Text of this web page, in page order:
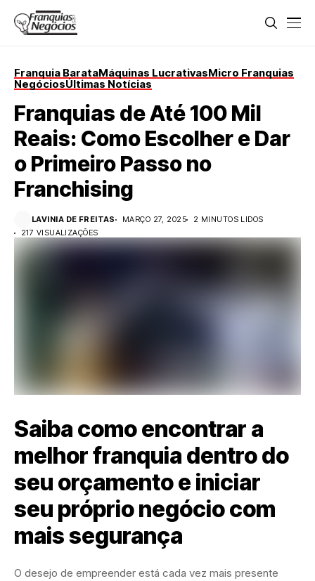
Franquia BarataMáquinas LucrativasMicro Franquias
NegóciosÚltimas Notícias
Franquias de Até 100 Mil
Reais: Como Escolher e Dar
o Primeiro Passo no
Franchising
LAVINIA DE FREITAS MARÇO 27, 2025
2 MINUTOS LIDOS
217 VISUALIZAÇÕES
Saiba como encontrar a
melhor franquia dentro do
seu orçamento e iniciar
seu próprio negócio com
mais segurança
O desejo de empreender está cada vez mais presente